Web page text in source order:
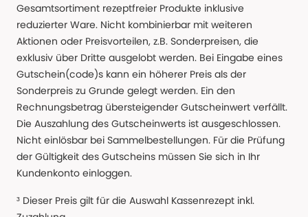
Gesamtsortiment rezeptfreier Produkte inklusive
reduzierter Ware. Nicht kombinierbar mit weiteren
Aktionen oder Preisvorteilen, z.B. Sonderpreisen, die
exklusiv über Dritte ausgelobt werden. Bei Eingabe eines
Gutschein(code)s kann ein höherer Preis als der
Sonderpreis zu Grunde gelegt werden. Ein den
Rechnungsbetrag übersteigender Gutscheinwert verfällt.
Die Auszahlung des Gutscheinwerts ist ausgeschlossen.
Nicht einlösbar bei Sammelbestellungen. Für die Prüfung
der Gültigkeit des Gutscheins müssen Sie sich in Ihr
Kundenkonto einloggen.
³ Dieser Preis gilt für die Auswahl Kassenrezept inkl.